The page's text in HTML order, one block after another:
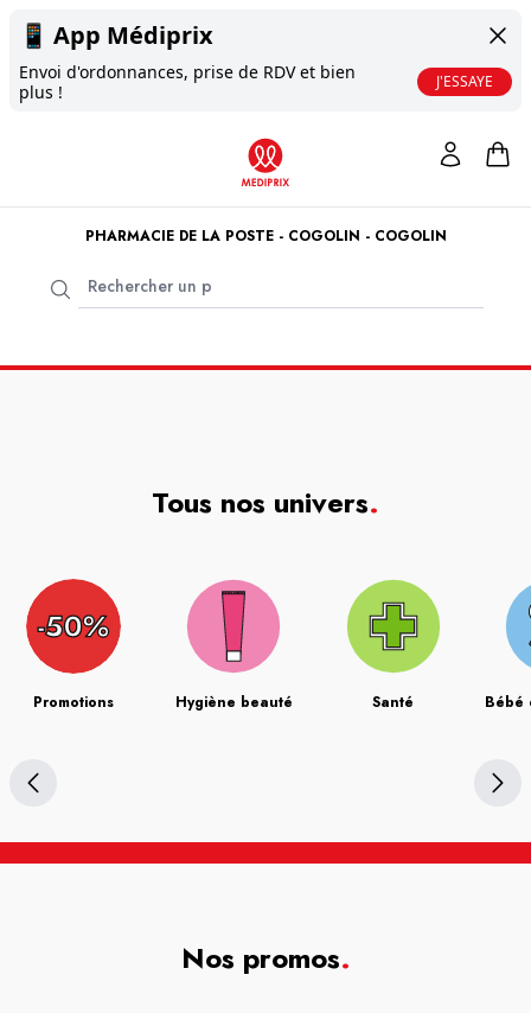
📱 App Médiprix
Envoi d'ordonnances, prise de RDV et bien
plus !
J'ESSAYE
PHARMACIE DE LA POSTE - COGOLIN - COGOLIN
Tous nos univers.
Promotions Hygiène beauté Santé Bébé
Nos promos.